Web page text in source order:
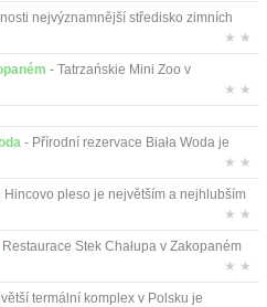
nejvýznamnější středisko zimních
★ ★
- Tatrzańskie Mini Zoo v
★ ★
- Přírodní rezervace Biała Woda je
★ ★
Hincovo pleso je největším a nejhlubším
★ ★
Restaurace Stek Chałupa v Zakopaném
★ ★
termální komplex v Polsku je